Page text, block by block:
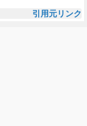
引用元リンク